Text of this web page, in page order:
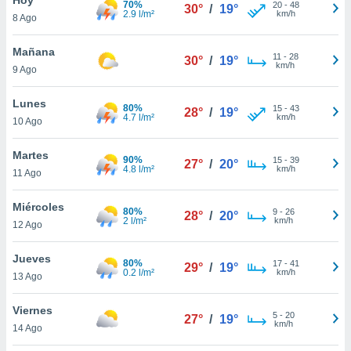
en
más
nuestra
de
cookies
aceptar
8 Ago
70%
2.9 l/m²
30° / 19° 20- 48
km/h
Mañana
9 Ago
30° / 19° 11 - 28
km/h
Lunes
10 Ago
80%
4.7 l/m²
28° / 19° 15- 43
km/h
Martes
11 Ago
90%
4.8 l/m²
27° / 20° 15- 39
km/h
Miércoles
12 Ago
80%
2 l/m²
28° / 20° 9- 26
km/h
Jueves
13 Ago
80%
0.2 l/m²
29° / 19° 17- 41
km/h
Viernes
14 Ago
27° / 19° 5- 20
km/h